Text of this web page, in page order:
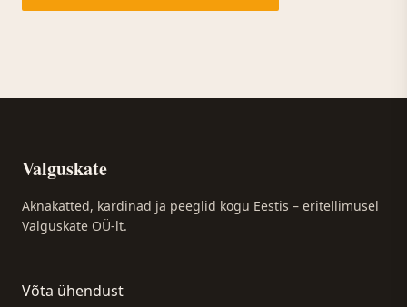
Valguskate
Aknakatted, kardinad ja peeglid kogu Eestis – eritellimusel
Valguskate OÜ-lt.
Võta ühendust